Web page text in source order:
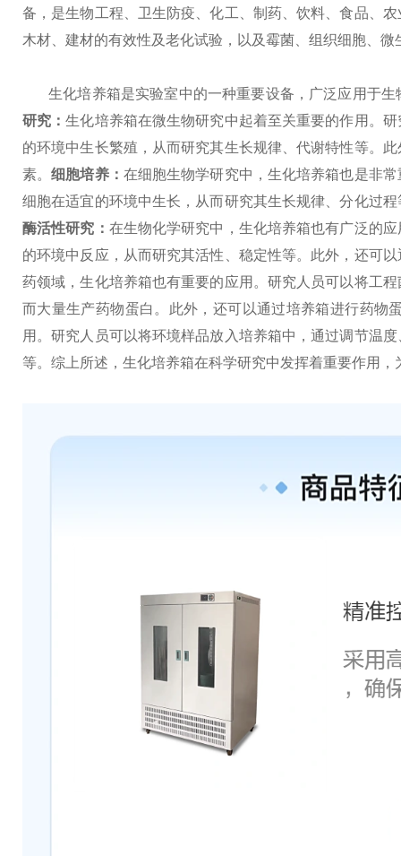
备，是生物工程、卫生防疫、化工、制药、饮料、食品、
木材、建材的有效性及老化试验，以及霉菌、组织细胞、
生化培养箱是实验室中的一种重要设备，广泛应用于
研究：生化培养箱在微生物研究中起着至关重要的作用。
的环境中生长繁殖，从而研究其生长规律、代谢特性等。
素。细胞培养： 在细胞生物学研究中，生化培养箱也是非
细胞在适宜的环境中生长，从而研究其生长规律、分化过
酶活性研究： 在生物化学研究中，生化培养箱也有广泛的
的环境中反应，从而研究其活性、稳定性等。此外，还可
药领域，生化培养箱也有重要的应用。研究人员可以将工
而大量生产药物蛋白。此外，还可以通过培养箱进行药物
用。研究人员可以将环境样品放入培养箱中，通过调节温
等。 综上所述，生化培养箱在科学研究中发挥着重要作用